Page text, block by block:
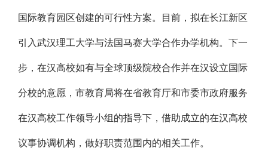
国际教育园区创建的可行性方案。目前，拟在长江新区
引入武汉理工大学与法国马赛大学合作办学机构。下一
步，在汉高校如有与全球顶级院校合作并在汉设立国际
分校的意愿，市教育局将在省教育厅和市委市政府服务
在汉高校工作领导小组的指导下，借助成立的在汉高校
议事协调机构，做好职责范围内的相关工作。